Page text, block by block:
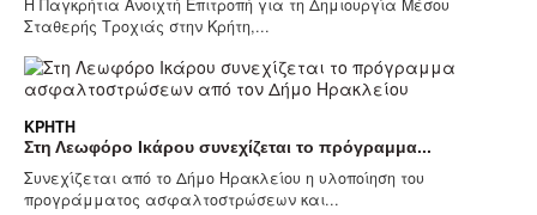
Σταθερής Τροχιάς στην Κρήτη,...
ΚΡΉΤΗ
Στη Λεωφόρο Ικάρου συνεχίζεται το πρόγραμμα...
Συνεχίζεται από το Δήμο Ηρακλείου η υλοποίηση του
προγράμματος ασφαλτοστρώσεων και...